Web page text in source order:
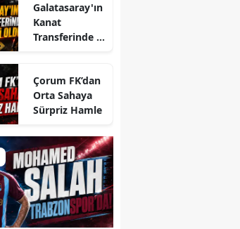
Galatasaray'ın
Kanat
Transferinde B
Çorum FK’dan
Orta Sahaya
Sürpriz Hamle